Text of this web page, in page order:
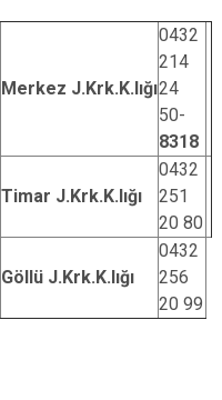
Merkez J.Krk.K.lığı
0432
214
24
50-
8318
Timar J.Krk.K.lığı
0432
251
20 80
Göllü J.Krk.K.lığı
0432
256
20 99